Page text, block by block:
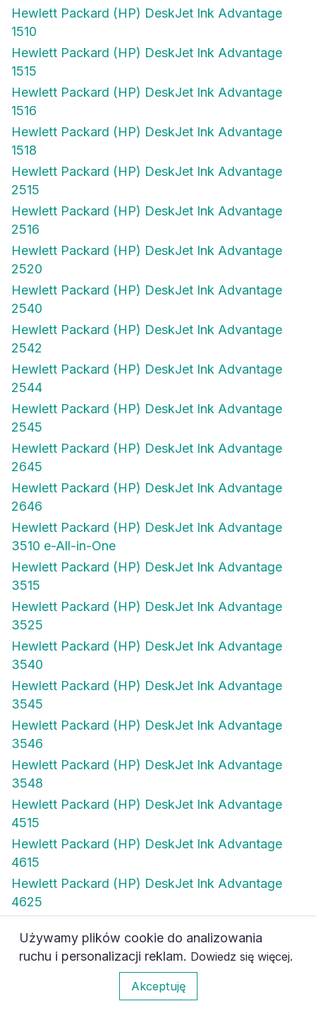
Hewlett Packard (HP) DeskJet Ink Advantage
1510
Hewlett Packard (HP) DeskJet Ink Advantage
1515
Hewlett Packard (HP) DeskJet Ink Advantage
1516
Hewlett Packard (HP) DeskJet Ink Advantage
1518
Hewlett Packard (HP) DeskJet Ink Advantage
2515
Hewlett Packard (HP) DeskJet Ink Advantage
2516
Hewlett Packard (HP) DeskJet Ink Advantage
2520
Hewlett Packard (HP) DeskJet Ink Advantage
2540
Hewlett Packard (HP) DeskJet Ink Advantage
2542
Hewlett Packard (HP) DeskJet Ink Advantage
2544
Hewlett Packard (HP) DeskJet Ink Advantage
2545
Hewlett Packard (HP) DeskJet Ink Advantage
2645
Hewlett Packard (HP) DeskJet Ink Advantage
2646
Hewlett Packard (HP) DeskJet Ink Advantage
3510 e-All-in-One
Hewlett Packard (HP) DeskJet Ink Advantage
3515
Hewlett Packard (HP) DeskJet Ink Advantage
3525
Hewlett Packard (HP) DeskJet Ink Advantage
3540
Hewlett Packard (HP) DeskJet Ink Advantage
3545
Hewlett Packard (HP) DeskJet Ink Advantage
3546
Hewlett Packard (HP) DeskJet Ink Advantage
3548
Hewlett Packard (HP) DeskJet Ink Advantage
4515
Hewlett Packard (HP) DeskJet Ink Advantage
4615
Hewlett Packard (HP) DeskJet Ink Advantage
4625
4645
Hewlett Packard (HP) DeskJet Ink Advantage
Hewlett Packard (HP) DeskJet Ink Advantage
Używamy plików cookie do analizowania
ruchu i personalizacji reklam. Dowiedz się więcej.
Akceptuję